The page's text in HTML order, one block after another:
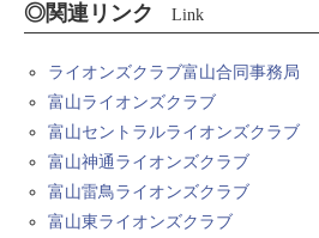
◎関連リンク Link
ライオンズクラブ富山合同事務局
富山ライオンズクラブ
富山セントラルライオンズクラブ
富山神通ライオンズクラブ
富山雷鳥ライオンズクラブ
富山東ライオンズクラブ